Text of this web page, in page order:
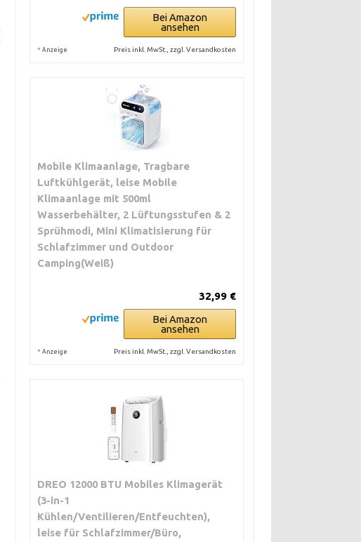
Bei Amazon
ansehen
* Anzeige Preis inkl. MwSt., zzgl. Versandkosten
Mobile Klimaanlage, Tragbare
Luftkühlgerät, leise Mobile
Klimaanlage mit 500ml
Wasserbehälter, 2 Lüftungsstufen & 2
Sprühmodi, Mini Klimatisierung für
Schlafzimmer und Outdoor
Camping(Weiß)
32,99 €
Bei Amazon
ansehen
* Anzeige Preis inkl. MwSt., zzgl. Versandkosten
DREO 12000 BTU Mobiles Klimagerät
(3-in-1
Kühlen/Ventilieren/Entfeuchten),
leise für Schlafzimmer/Büro,